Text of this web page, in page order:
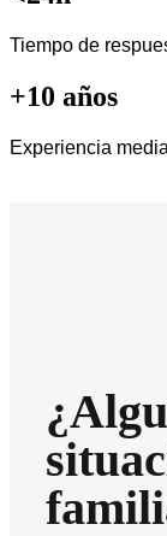
Tiempo de
+10 años
Experiencia